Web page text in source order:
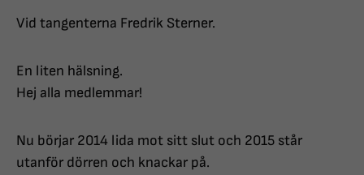
Vid tangenterna Fredrik Sterner.
En liten hälsning.
Hej alla medlemmar!
Nu börjar 2014 lida mot sitt slut och 2015 står
utanför dörren och knackar på.